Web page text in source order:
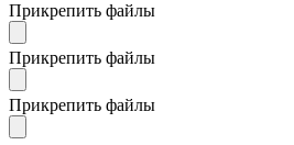
Прикрепить файлы
Прикрепить файлы
Прикрепить файлы